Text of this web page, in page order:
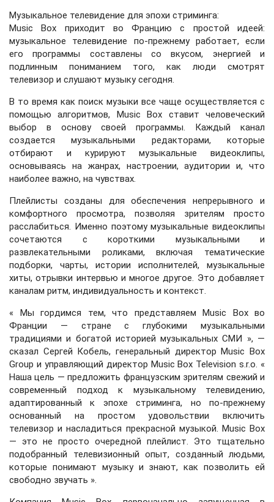
Музыкальное телевидение для эпохи стриминга:
Music Box приходит во Францию ​​с простой идеей:
музыкальное телевидение по-прежнему работает, если
его программы составлены со вкусом, энергией и
подлинным пониманием того, как люди смотрят
телевизор и слушают музыку сегодня.
В то время как поиск музыки все чаще осуществляется с
помощью алгоритмов, Music Box ставит человеческий
выбор в основу своей программы. Каждый канал
создается музыкальными редакторами, которые
отбирают и курируют музыкальные видеоклипы,
основываясь на жанрах, настроении, аудитории и, что
наиболее важно, на чувствах.
Плейлисты созданы для обеспечения непрерывного и
комфортного просмотра, позволяя зрителям просто
расслабиться. Именно поэтому музыкальные видеоклипы
сочетаются с короткими музыкальными и
развлекательными роликами, включая тематические
подборки, чарты, истории исполнителей, музыкальные
хиты, отрывки интервью и многое другое. Это добавляет
каналам ритм, индивидуальность и контекст.
« Мы гордимся тем, что представляем Music Box во
Франции — стране с глубокими музыкальными
традициями и богатой историей музыкальных СМИ », —
сказал Сергей Кобель, генеральный директор Music Box
Group и управляющий директор Music Box Television s.r.o. «
Наша цель — предложить французским зрителям свежий и
современный подход к музыкальному телевидению,
адаптированный к эпохе стриминга, но по-прежнему
основанный на простом удовольствии включить
телевизор и насладиться прекрасной музыкой. Music Box
— это не просто очередной плейлист. Это тщательно
подобранный телевизионный опыт, созданный людьми,
которые понимают музыку и знают, как позволить ей
свободно звучать ».